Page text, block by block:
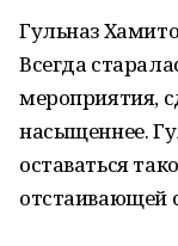
Гульназ
Всегда
мероприятия,
насыщеннее.
оставаться
отстаивающей